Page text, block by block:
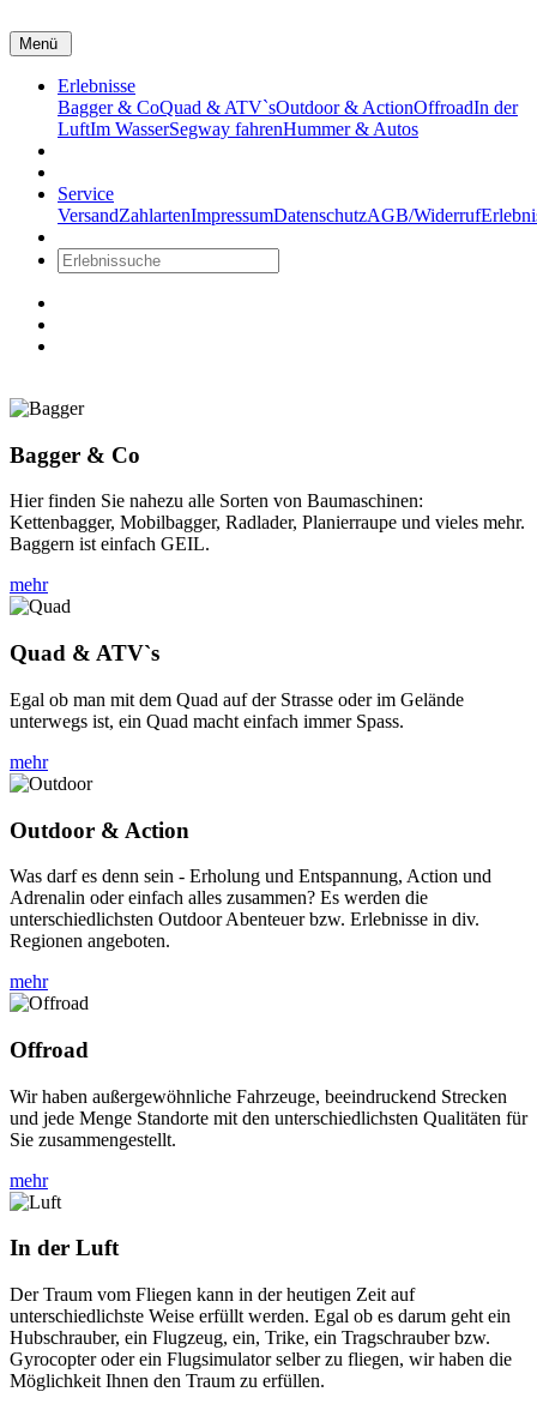
Menü
Erlebnisse
Bagger & CoQuad & ATV`sOutdoor & ActionOffroadIn der
LuftIm WasserSegway fahrenHummer & Autos
Service
VersandZahlartenImpressumDatenschutzAGB/Widerruf
Bagger & Co
Hier finden Sie nahezu alle Sorten von Baumaschinen:
Kettenbagger, Mobilbagger, Radlader, Planierraupe und vieles mehr.
Baggern ist einfach GEIL.
mehr
Quad & ATV`s
Egal ob man mit dem Quad auf der Strasse oder im Gelände
unterwegs ist, ein Quad macht einfach immer Spass.
mehr
Outdoor & Action
Was darf es denn sein - Erholung und Entspannung, Action und
Adrenalin oder einfach alles zusammen? Es werden die
unterschiedlichsten Outdoor Abenteuer bzw. Erlebnisse in div.
Regionen angeboten.
mehr
Offroad
Wir haben außergewöhnliche Fahrzeuge, beeindruckend Strecken
und jede Menge Standorte mit den unterschiedlichsten Qualitäten für
Sie zusammengestellt.
mehr
In der Luft
Der Traum vom Fliegen kann in der heutigen Zeit auf
unterschiedlichste Weise erfüllt werden. Egal ob es darum geht ein
Hubschrauber, ein Flugzeug, ein, Trike, ein Tragschrauber bzw.
Gyrocopter oder ein Flugsimulator selber zu fliegen, wir haben die
Möglichkeit Ihnen den Traum zu erfüllen.